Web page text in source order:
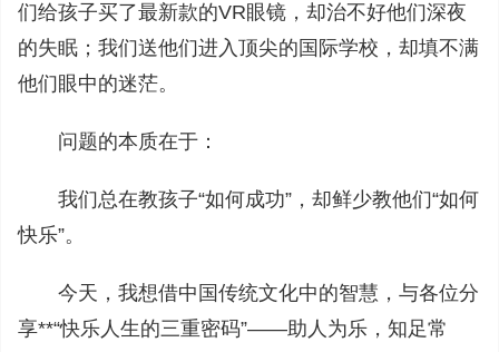
们给孩子买了最新款的VR眼镜，却治不好他们深夜
的失眠；我们送他们进入顶尖的国际学校，却填不满
他们眼中的迷茫。
问题的本质在于：
我们总在教孩子“如何成功”，却鲜少教他们“如何
快乐”。
今天，我想借中国传统文化中的智慧，与各位分
享**“快乐人生的三重密码”——助人为乐，知足常